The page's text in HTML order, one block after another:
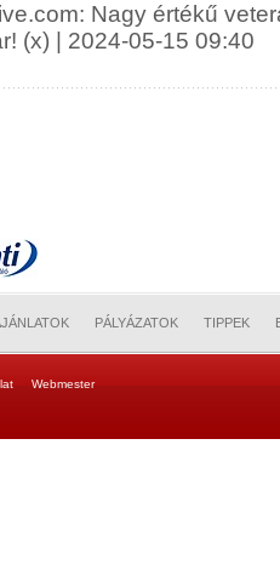
Nagy értékű
(x) | 2024-05-15 09:40
PÁLYÁZATOK TIPPEK
Webmester